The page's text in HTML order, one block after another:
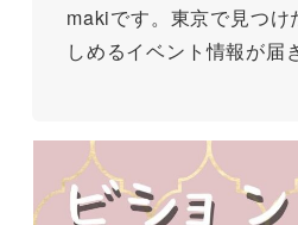
makiです。東京で見つけ
しめるイベント情報が届